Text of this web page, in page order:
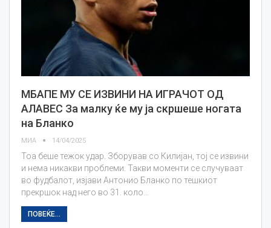
МБАПЕ МУ СЕ ИЗВИНИ НА ИГРАЧОТ ОД
АЛАВЕС За малку ќе му ја скршеше ногата
на Бланко
МИА 14/04/2025
Тоа беше тежок удар. Зборував со Килијан, тој се извини
и нема никакви проблеми. Такви моменти се случуваат
во фудбалот, изјави Антонио Бланко по тешкиот
прекршок над него во 31. коло…
ПОВЕЌЕ...